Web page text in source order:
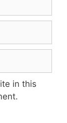
in this